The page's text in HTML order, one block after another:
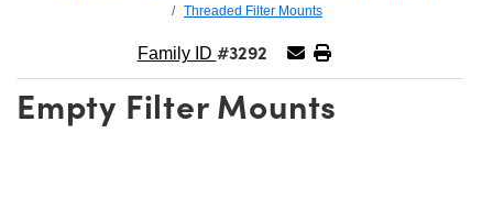
and Breadboards
Magnification Lenses
Objectives
Cameras
Accessories
Level Test Targets
Products
Imaging
Lenses
Microscopy
Lenses
Threaded Filter Mounts
Family ID #3292
Empty Filter Mounts